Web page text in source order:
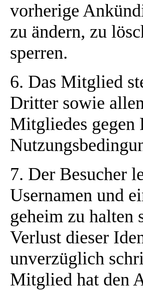
vorherige
zu ändern, zu
sperren.
6. Das Mitglied
Dritter sowie
Mitgliedes gegen
7. Der Besucher
Usernamen und
geheim zu halten
Verlust dieser
unverzüglich
Mitglied hat den